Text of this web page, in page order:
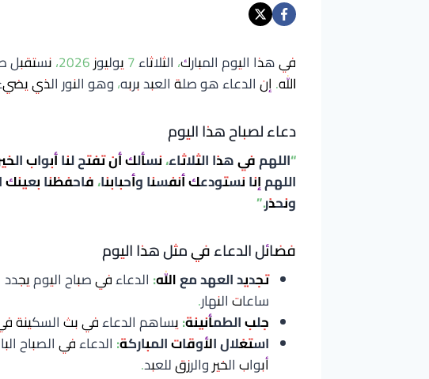
في هذا اليوم
الله. إن الدعاء هو صلة العبد بربه، وهو النور الذي
دعاء لصباح هذا اليوم
“اللهم في هذا الثلاثاء، نسألك أن تفتح لنا أبواب
اللهم إنا نستودعك أنفسنا وأحبابنا، فاحفظنا
ونحذر.”
فضائل الدعاء في مثل هذا اليوم
تجديد العهد مع الله: الدعاء في صباح اليوم
ساعات النهار.
جلب الطمأنينة:يساهم الدعاء في بث السكينة
استغلال الأوقات المباركة: الدعاء في الصباح
أبواب الخير والرزق للعبد.